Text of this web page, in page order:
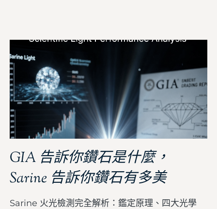
GIA 告訴你鑽石是什麼，
Sarine 告訴你鑽石有多美
Sarine 火光檢測完全解析：鑑定原理、四大光學